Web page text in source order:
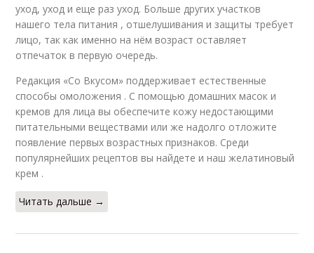
уход, уход и еще раз уход. Больше других участков
нашего тела питания , отшелушивания и защиты требует
лицо, так как именно на нём возраст оставляет
отпечаток в первую очередь.
Редакция «Со Вкусом» поддерживает естественные
способы омоложения . С помощью домашних масок и
кремов для лица вы обеспечите кожу недостающими
питательными веществами или же надолго отложите
появление первых возрастных признаков. Среди
популярнейших рецептов вы найдете и наш желатиновый
крем .
Читать дальше →